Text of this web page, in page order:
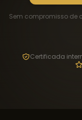
Sem compromisso de
Certificada